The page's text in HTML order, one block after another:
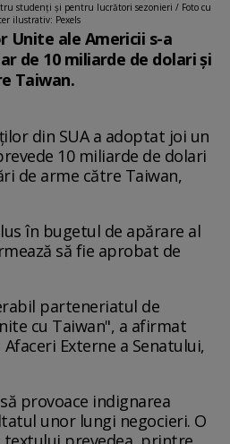
studenţi şi pentru lucrători sezonieri / Foto cu
ilustrativ: Pexels
Unite ale Americii s-a
de 10 miliarde de dolari şi
Taiwan.
din SUA a adoptat joi un
10 miliarde de dolari
de arme către Taiwan,
în bugetul de apărare al
să fie aprobat de
parteneriatul de
cu Taiwan", a afirmat
Externe a Senatului,
provoace indignarea
unor lungi negocieri. O